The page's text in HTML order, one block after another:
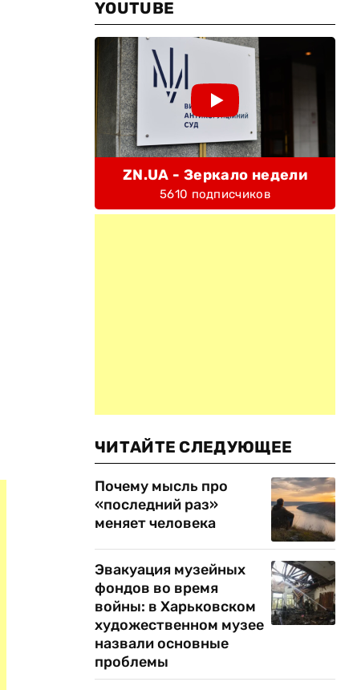
YOUTUBE
ZN.UA - Зеркало недели
5610 подписчиков
ЧИТАЙТЕ СЛЕДУЮЩЕЕ
Почему мысль про
«последний раз»
меняет человека
Эвакуация музейных
фондов во время
войны: в Харьковском
художественном музее
назвали основные
проблемы